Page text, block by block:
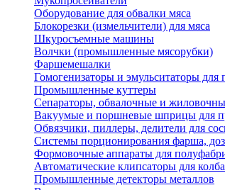
Оборудование для обвалки мяса
Блокорезки (измельчители) для мяса
Шкуросъемные машины
Волчки (промышленные мясорубки)
Фаршемешалки
Гомогенизаторы и эмульситаторы для
Промышленные куттеры
Сепараторы, обвалочные и
Вакуумые и поршневые шприцы для
Обвязчики, пиллеры, делители для
Системы порционирования фарша,
Формовочные аппараты для
Автоматические клипсаторы для
Промышленные детекторы металлов